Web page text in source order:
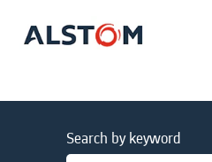
Search by keyword